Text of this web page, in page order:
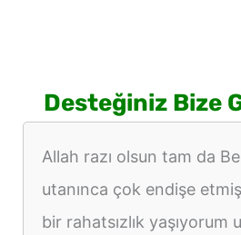
Desteğiniz Bize
Allah razı olsun tam da
utanınca çok endişe
bir rahatsızlık yaşıyorum